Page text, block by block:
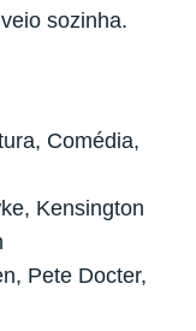
sozinha.
Comédia,
Kensington
Pete Docter,